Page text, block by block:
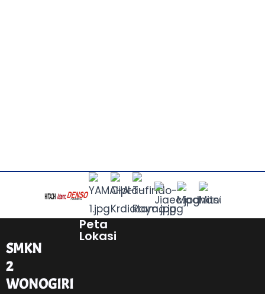
SMKN
2
WONOGIRI
Peta
Lokasi